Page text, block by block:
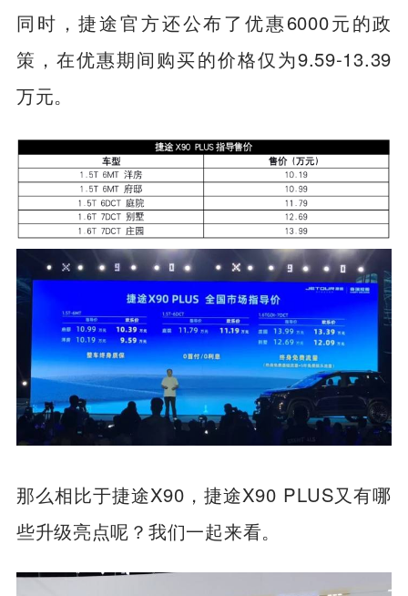
同时，捷途官方还公布了优惠6000元的政
策，在优惠期间购买的价格仅为9.59-13.39
万元。
那么相比于捷途X90，捷途X90 PLUS又有哪
些升级亮点呢？我们一起来看。